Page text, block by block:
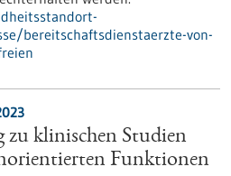
bereitschaftsdienstaerzte-von-
zu klinischen Studien
Funktionen